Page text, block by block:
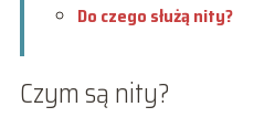
Do czego służą nity?
Czym są nity?